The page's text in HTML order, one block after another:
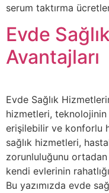
serum taktırma
Evde
Avantajları
Evde Sağlık
hizmetleri,
erişilebilir ve konforlu
sağlık hizmetleri,
zorunluluğunu
kendi evlerinin
Bu yazımızda evde